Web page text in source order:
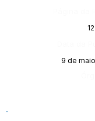
9 de